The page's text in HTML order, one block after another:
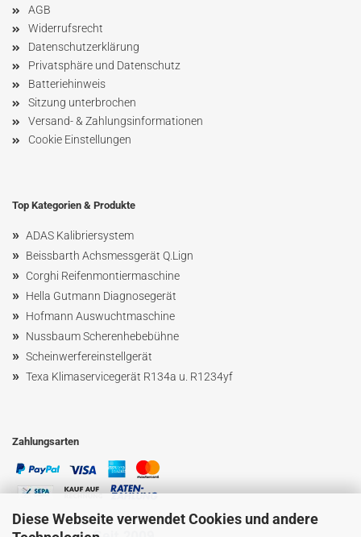
Diese Webseite verwendet Cookies und andere
AGB
Widerrufsrecht
Datenschutzerklärung
Privatsphäre und Datenschutz
Batteriehinweis
Sitzung unterbrochen
Versand- & Zahlungsinformationen
Cookie Einstellungen
Top Kategorien & Produkte
» ADAS Kalibriersystem
» Beissbarth Achsmessgerät Q.Lign
» Corghi Reifenmontiermaschine
» Hella Gutmann Diagnosegerät
» Hofmann Auswuchtmaschine
» NussbaumScherenhebebühne
» Scheinwerfereinstellgerät
» Texa Klimaservicegerät R134a u. R1234yf
Zahlungsarten